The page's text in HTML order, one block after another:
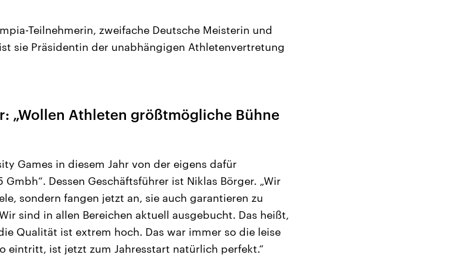
Teilnehmerin, zweifache Deutsche Meisterin und
sie Präsidentin der unabhängigen Athletenvertretung
„Wollen Athleten größtmögliche Bühne
Games in diesem Jahr von der eigens dafür
Gmbh“. Dessen Geschäftsführer ist Niklas Börger. „Wir
sondern fangen jetzt an, sie auch garantieren zu
sind in allen Bereichen aktuell ausgebucht. Das heißt,
Qualität ist extrem hoch. Das war immer so die leise
eintritt, ist jetzt zum Jahresstart natürlich perfekt.“